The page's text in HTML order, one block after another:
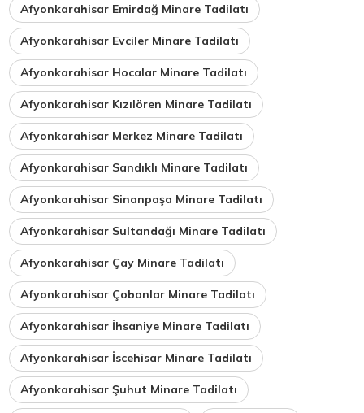
Afyonkarahisar Emirdağ Minare Tadilatı
Afyonkarahisar Evciler Minare Tadilatı
Afyonkarahisar Hocalar Minare Tadilatı
Afyonkarahisar Kızılören Minare Tadilatı
Afyonkarahisar Merkez Minare Tadilatı
Afyonkarahisar Sandıklı Minare Tadilatı
Afyonkarahisar Sinanpaşa Minare Tadilatı
Afyonkarahisar Sultandağı Minare Tadilatı
Afyonkarahisar Çay Minare Tadilatı
Afyonkarahisar Çobanlar Minare Tadilatı
Afyonkarahisar İhsaniye Minare Tadilatı
Afyonkarahisar İscehisar Minare Tadilatı
Afyonkarahisar Şuhut Minare Tadilatı